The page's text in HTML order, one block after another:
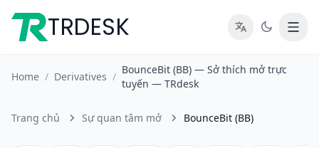
TRDESK
Home / Derivatives /
BounceBit (BB) — Sở thích mở trực
tuyến — TRdesk
Trang chủ Sự quan tâm mở BounceBit (BB)